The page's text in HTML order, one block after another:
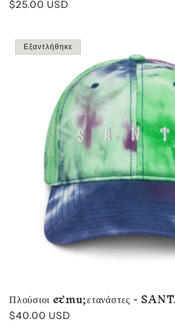
Κανονική
$25.00 USD
Εξαντλήθηκε
Πλούσιοι &mu;ετανάστες -
Κανονική
$40.00 USD